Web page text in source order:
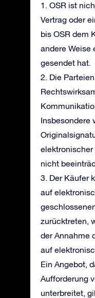
1. OSR ist
Vertrag oder
bis OSR dem
andere Weise
gesendet hat.
2. Die
Insbesondere
nicht
3. Der Käufer
auf
zurücktreten,
der Annahme
auf
Ein Angebot,
Aufforderung
unterbreitet,